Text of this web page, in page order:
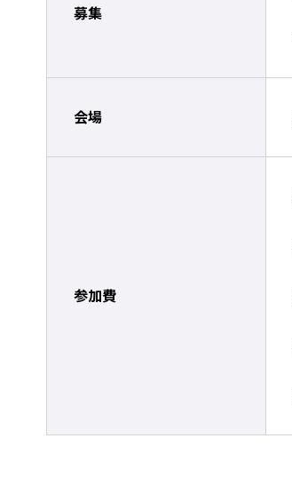
募集
会場
参加費